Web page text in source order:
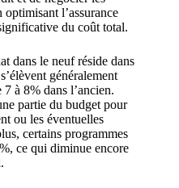
l’assurance
du coût total.
dans le neuf réside dans
généralement
à 8% dans l’ancien.
partie du budget pour
ou les éventuelles
certains programmes
ce qui diminue encore